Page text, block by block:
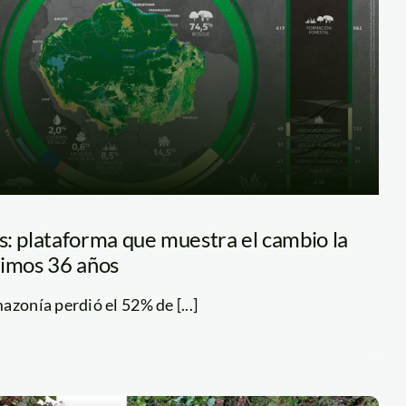
plataforma que muestra el cambio la
36 años
perdió el 52% de [...]